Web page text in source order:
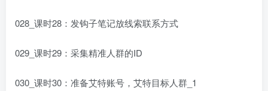
028_课时28：发钩子笔记放线索联系方式
029_课时29：采集精准人群的ID
030_课时30：准备艾特账号，艾特目标人群_1